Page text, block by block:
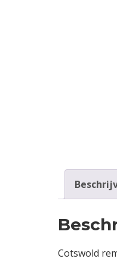
Cotswold